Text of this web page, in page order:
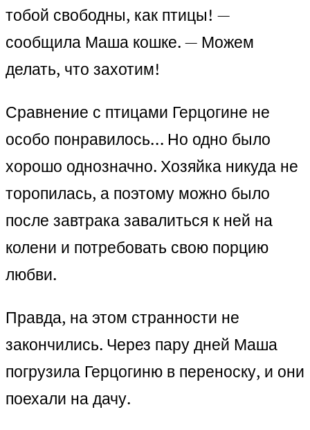
тобой свободны, как птицы! —
сообщила Маша кошке. — Можем
делать, что захотим!
Сравнение с птицами Герцогине не
особо понравилось… Но одно было
хорошо однозначно. Хозяйка никуда не
торопилась, а поэтому можно было
после завтрака завалиться к ней на
колени и потребовать свою порцию
любви.
Правда, на этом странности не
закончились. Через пару дней Маша
погрузила Герцогиню в переноску, и они
поехали на дачу.